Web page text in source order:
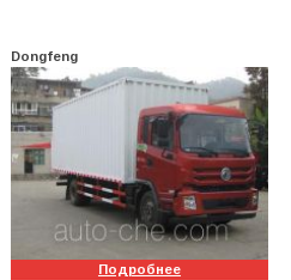
Dongfeng
Подробнее